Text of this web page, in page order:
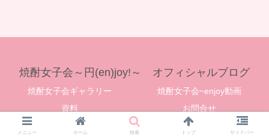
焼酎女子会～円(en)joy!～ オフィシャルブログ
焼酎女子会ギャラリー
焼酎女子会~enjoy動画
資料
お問合せ
© 2019 焼酎女子会～円(en)joy!～ オフィシャルブログ.
メニュー ホーム 検索 トップ サイドバー